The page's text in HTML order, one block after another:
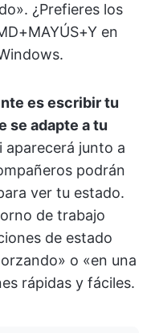
¿Prefieres los
en
es escribir tu
se adapte a tu
aparecerá junto a
podrán
ver tu estado.
de trabajo
de estado
o «en una
rápidas y fáciles.